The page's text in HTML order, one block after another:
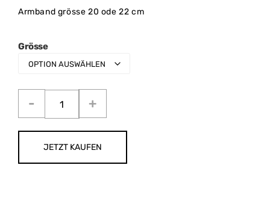
Armband grösse 20 ode 22 cm
Grösse
JETZT KAUFEN